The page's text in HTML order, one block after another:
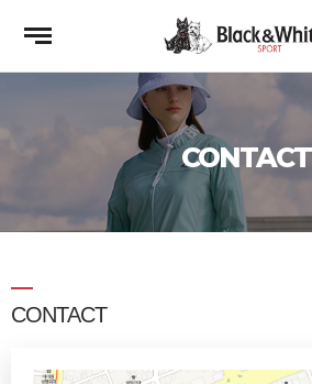
CONTACT
CONTACT